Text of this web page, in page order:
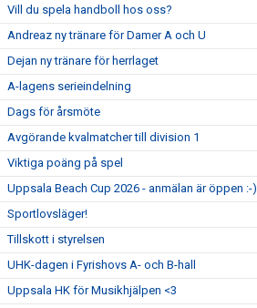
Vill du spela handboll hos oss?
Andreaz ny tränare för Damer A och U
Dejan ny tränare för herrlaget
A-lagens serieindelning
Dags för årsmöte
Avgörande kvalmatcher till division 1
Viktiga poäng på spel
Uppsala Beach Cup 2026 - anmälan är öppen :-)
Sportlovsläger!
Tillskott i styrelsen
UHK-dagen i Fyrishovs A- och B-hall
Uppsala HK för Musikhjälpen <3